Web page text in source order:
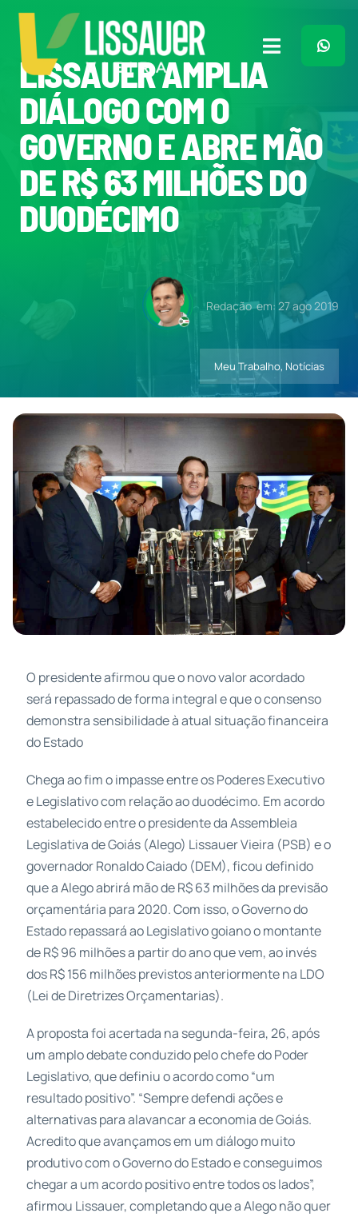
para
conteúdo
Toggle
Navigation
Home
Plano de Governo
Meu Trabalho
LISSAUER AMPLIA
DIÁLOGO COM O
GOVERNO E ABRE MÃO
DE R$ 63 MILHÕES DO
DUODÉCIMO
Redação em: 27 ago 2019
Meu Trabalho, Notícias
O presidente afirmou que o novo valor acordado
será repassado de forma integral e que o consenso
demonstra sensibilidade à atual situação financeira
do Estado
Chega ao fim o impasse entre os Poderes Executivo
e Legislativo com relação ao duodécimo. Em acordo
estabelecido entre o presidente da Assembleia
Legislativa de Goiás (Alego) Lissauer Vieira (PSB) e o
governador Ronaldo Caiado (DEM), ficou definido
que a Alego abrirá mão de R$ 63 milhões da previsão
orçamentária para 2020. Com isso, o Governo do
Estado repassará ao Legislativo goiano o montante
de R$ 96 milhões a partir do ano que vem, ao invés
dos R$ 156 milhões previstos anteriormente na LDO
(Lei de Diretrizes Orçamentarias).
A proposta foi acertada na segunda-feira, 26, após
um amplo debate conduzido pelo chefe do Poder
Legislativo, que definiu o acordo como “um
resultado positivo”. “Sempre defendi ações e
alternativas para alavancar a economia de Goiás.
Acredito que avançamos em um diálogo muito
produtivo com o Governo do Estado e conseguimos
chegar a um acordo positivo entre todos os lados”,
afirmou Lissauer, completando que a Alego não quer